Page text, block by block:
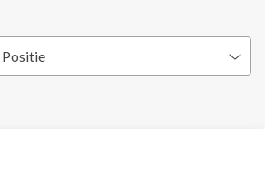
Positie